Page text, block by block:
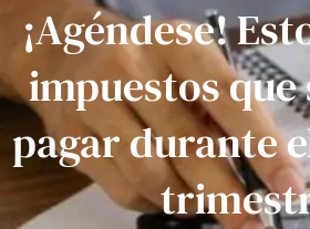
¡Agéndese!
impuestos que
pagar durante